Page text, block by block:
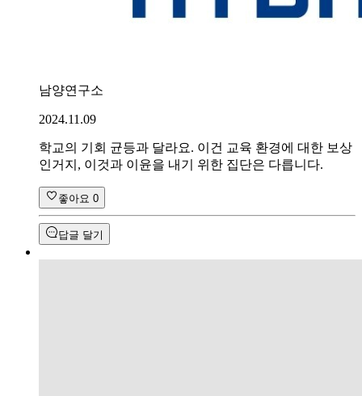
남양연구소
2024.11.09
학교의 기회 균등과 달라요. 이건 교육 환경에 대한 보상
인거지, 이것과 이윤을 내기 위한 집단은 다릅니다.
좋아요 0
답글 달기